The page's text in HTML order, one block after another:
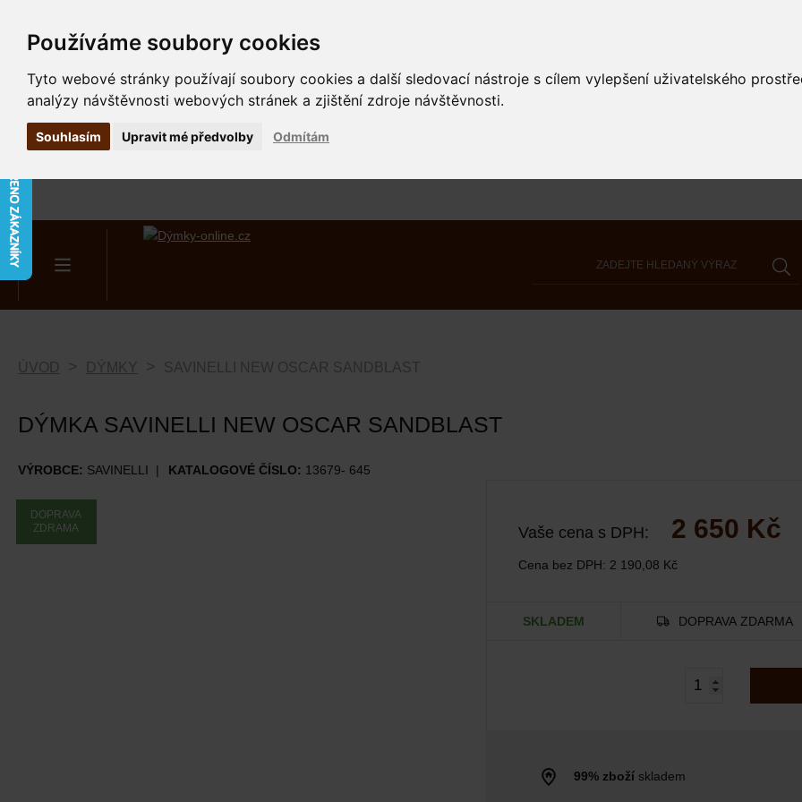
Používáme soubory cookies
Tyto webové stránky používají soubory cookies a další sledovací nástroje s cílem vylepšení uživatelského
analýzy návštěvnosti webových stránek a zjištění zdroje návštěvnosti.
Souhlasím Odmítám
Upravit mé předvolby
ÚVOD DÝMKY SAVINELLI NEW OSCAR SANDBLAST
DÝMKA SAVINELLI NEW OSCAR SANDBLAST
VÝROBCE: SAVINELLI KATALOGOVÉ ČÍSLO: 13679- 645
Vaše cena s DPH: 2 650 Kč
Cena bez DPH: 2 190,08 Kč
SKLADEM DOPRAVA ZDARMA
99% zbožískladem
DOPRAVA
ZDRAMA